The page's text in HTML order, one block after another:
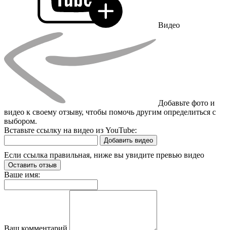
Видео
Добавьте фото и
видео к своему отзыву, чтобы помочь другим определиться с
выбором.
Вставьте ссылку на видео из YouTube:
Добавить видео
Если ссылка правильная, ниже вы увидите превью видео
Оставить отзыв
Ваше имя:
Ваш комментарий